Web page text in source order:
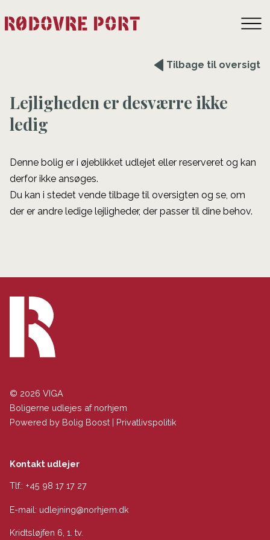
Tilbage til oversigt
Lejligheden er desværre ikke
ledig
Denne bolig er i øjeblikket udlejet eller reserveret og kan
derfor ikke ansøges.
Du kan i stedet vende tilbage til oversigten og se, om
der er andre ledige lejligheder, der passer til dine behov.
© 2026 VIGA
Boligerne udlejes af norhjem
Powered by Bolig Boost | Privatlivspolitik
Kontakt udlejer
Tlf.: +45 98 17 17 27
E-mail: udlejning@norhjem.dk
Kridtsløjfen 6, 1. tv.